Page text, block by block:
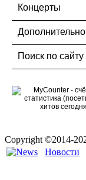
Концерты
Дополнительно
Поиск по сайту